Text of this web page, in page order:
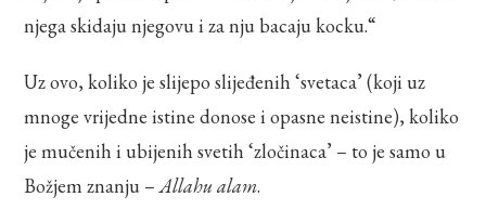
njega skidaju njegovu i za nju bacaju kocku.“
Uz ovo, koliko je slijepo slijeđenih ‘svetaca’ (koji uz
mnoge vrijedne istine donose i opasne neistine), koliko
je mučenih i ubijenih svetih ‘zločinaca’ – to je samo u
Božjem znanju –Allahu alam.